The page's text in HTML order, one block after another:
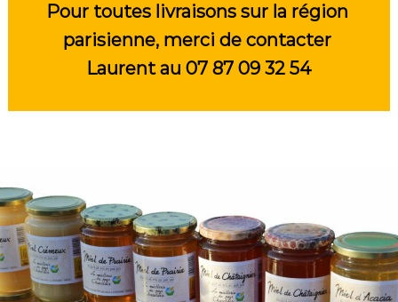
Pour toutes livraisons sur la région
parisienne, merci de contacter
Laurent au 07 87 09 32 54